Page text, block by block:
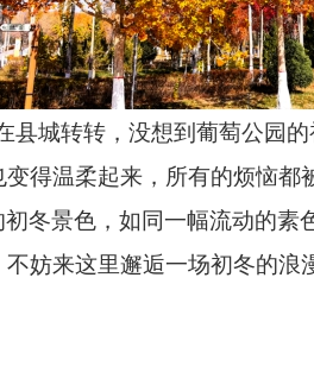
县城转转，没想到葡萄公园
得温柔起来，所有的烦恼都
冬景色，如同一幅流动的
妨来这里邂逅一场初冬的浪